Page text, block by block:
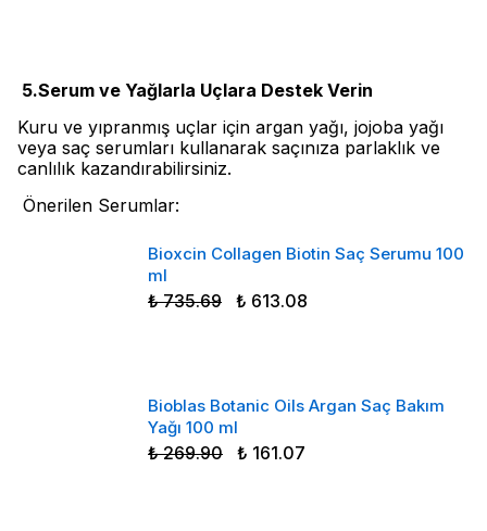
5.Serum ve Yağlarla Uçlara Destek Verin
Kuru ve yıpranmış uçlar için argan yağı, jojoba yağı
veya saç serumları kullanarak saçınıza parlaklık ve
canlılık kazandırabilirsiniz.
Önerilen Serumlar:
Bioxcin Collagen Biotin Saç Serumu 100
ml
₺ 735.69 ₺ 613.08
Bioblas Botanic Oils Argan Saç Bakım
Yağı 100 ml
₺ 269.90 ₺ 161.07